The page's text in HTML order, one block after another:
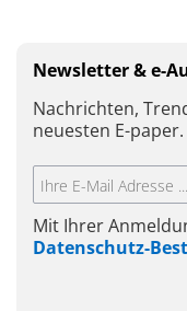
Newsletter & e-
Nachrichten,
neuesten E-paper.
Mit Ihrer
Datenschutz-